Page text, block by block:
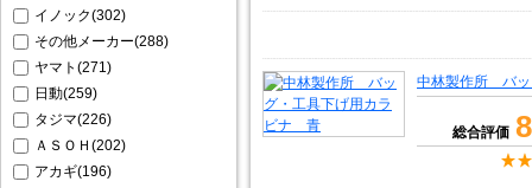
イノック(302)
その他メーカー(288)
ヤマト(271)
日動(259)
タジマ(226)
ＡＳＯＨ(202)
アカギ(196)
中林製作所 バ
総合評価